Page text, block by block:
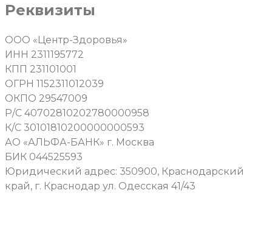
Реквизиты
ООО «Центр-Здоровья»
ИНН 2311195772
КПП 231101001
ОГРН 1152311012039
ОКПО 29547009
Р/С 40702810202780000958
К/С 30101810200000000593
АО «АЛЬФА-БАНК» г. Москва
БИК 044525593
Юридический адрес: 350900, Краснодарский
край, г. Краснодар ул. Одесская 41/43